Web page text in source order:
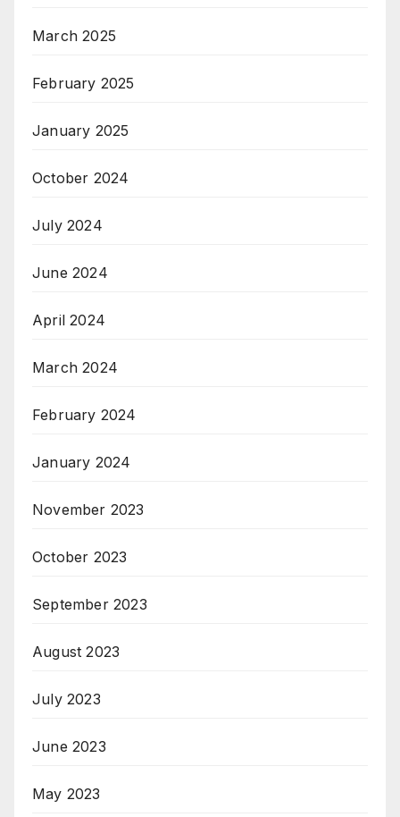
March 2025
February 2025
January 2025
October 2024
July 2024
June 2024
April 2024
March 2024
February 2024
January 2024
November 2023
October 2023
September 2023
August 2023
July 2023
June 2023
May 2023